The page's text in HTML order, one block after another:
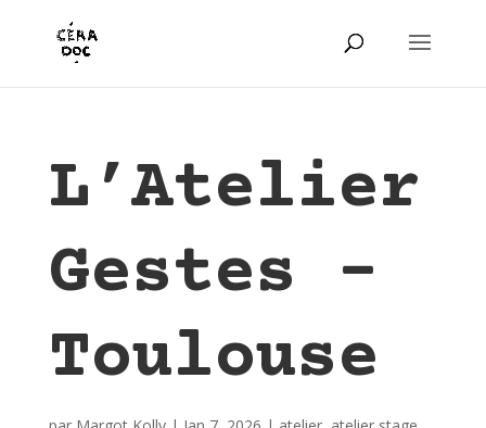
L’Atelier
Gestes –
Toulouse